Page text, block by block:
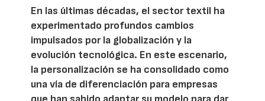
En las últimas décadas, el sector textil ha
experimentado profundos cambios
impulsados por la globalización y la
evolución tecnológica. En este escenario,
la personalización se ha consolidado como
una vía de diferenciación para empresas